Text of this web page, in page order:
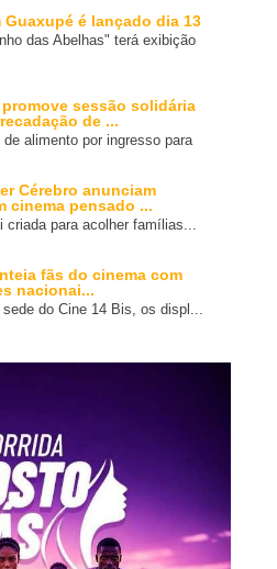
Guaxupé é lançado dia 13
das Abelhas" terá exibição
sessão solidária
de ...
alimento por ingresso para
Cérebro anunciam
cinema pensado ...
criada para acolher famílias...
fãs do cinema com
nacionai...
do Cine 14 Bis, os displ...